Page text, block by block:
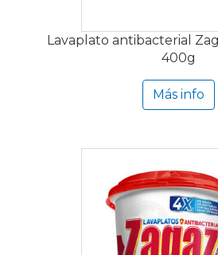
Lavaplato antibacterial
400g
Más info